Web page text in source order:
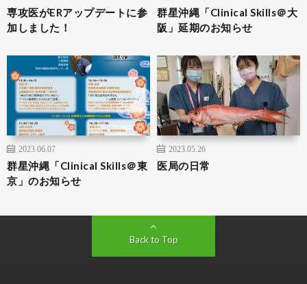
専攻医がERアップデートに参
加しました！
群星沖縄「Clinical Skills＠大
阪」延期のお知らせ
2023.06.07
群星沖縄「Clinical Skills＠東
京」のお知らせ
2023.05.26
医局の日常
Back to Top